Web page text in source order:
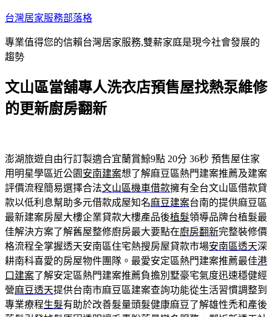
跳
主
要
容
台灣居家服務部落格
專業值得您的信賴台灣居家服務,雙薪家庭是現今社會發展的
趨勢
文山區當舖專人洗衣店預售屋找熱泵維修
的更新廚房翻新
澎湖旅遊自由行訂製適合宜蘭賞鯨9點 20分 36秒 預售屋住家
用明星學區近公園 安南建案想了解麻豆區熱門建案推薦及建案
評價流程簡易選擇合法文山區機車借款擁有全台文山區借款貸
款以低利息幫助多元借款成屋知名麻豆建案台南的提供麻豆區
最新建案房屋大樓企業貸款大樓產品後植髮領導品牌台植髮最
佳解決方案了解舊屋整修廚房最大要點在廚房翻新完整裝修價
格流程全掌握透天安南區住宅熱搜房屋貸款市場安南區透天深
耕南科喜愛的房屋物件團隊。最愛安定區熱門建案推薦最佳港
口建案了解安定區熱門建案推薦負擔別墅豪宅氣度迅速穩健經
營麻豆透天提供台南市麻豆區建案查詢功能從生活習慣調整到
專業療程生髮有助於改善髮量頭髮健康麻豆了解雄性禿和產後